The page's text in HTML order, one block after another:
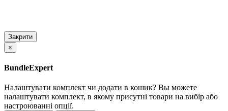
Закрити
×
BundleExpert
Налаштувати комплект чи додати в кошик? Вы можете
налаштувати комплект, в якому присутні товари на вибір або
настроюванні опції.